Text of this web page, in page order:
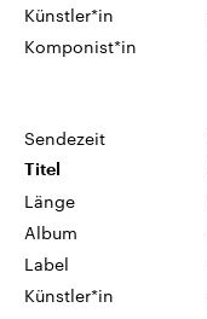
Künstler*in
Komponist*in
Sendezeit
Titel
Länge
Album
Label
Künstler*in